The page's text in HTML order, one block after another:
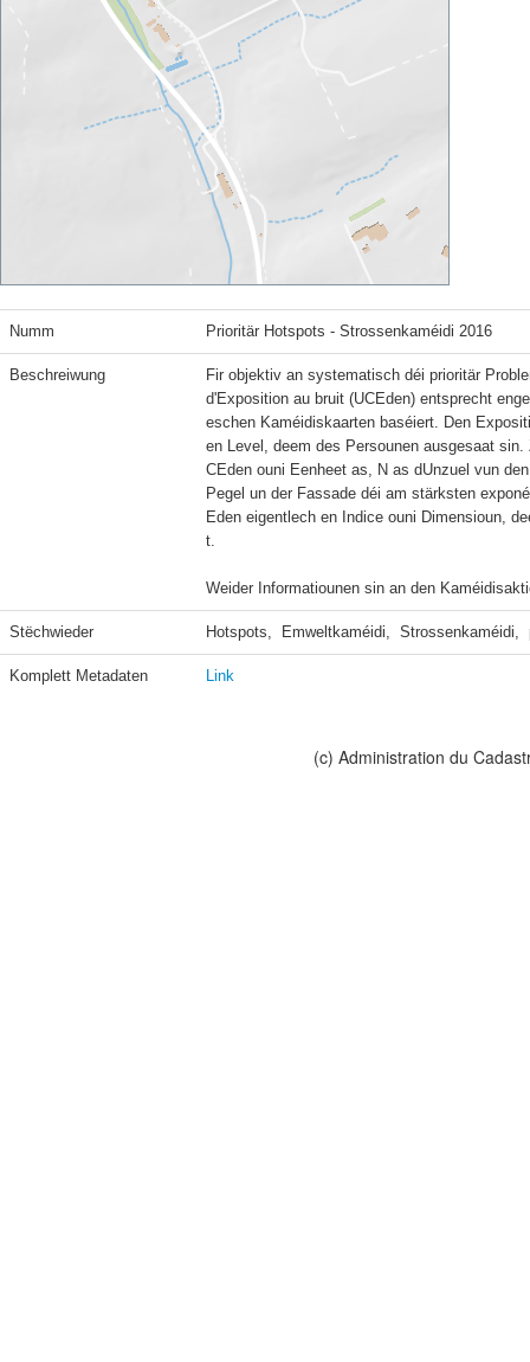
Numm Prioritär Hotspots - Strossenkaméidi 2016
Beschreiwung
Fir objektiv an systematisch déi prioritär
d'Exposition au bruit (UCEden) entsprecht
eschen Kaméidiskaarten baséiert. Den
en Level, deem des Persounen ausgesaat
CEden ouni Eenheet as, N as dUnzuel vun
Pegel un der Fassade déi am stärksten
Eden eigentlech en Indice ouni Dimensioun,
t.
Weider Informatiounen sin an den
Stëchwieder Hotspots,  Emweltkaméidi,  Strossenkaméidi,
Komplett Metadaten Link
(c) Administration du